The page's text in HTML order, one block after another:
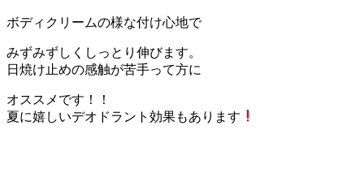
ボディクリームの様な付け心地で
みずみずしくしっとり伸びます。
日焼け止めの感触が苦手って方に
オススメです！！
夏に嬉しいデオドラント効果もあります